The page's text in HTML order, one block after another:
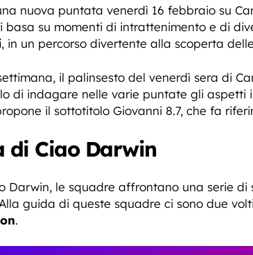
nuova puntata venerdì 16 febbraio su
basa su momenti di intrattenimento e di
, in un percorso divertente alla scoperta
il palinsesto del venerdì sera di
di indagare nelle varie puntate gli
il sottotitolo Giovanni 8.7, che fa
di Ciao Darwin
Darwin, le squadre affrontano una serie
guida di queste squadre ci sono due
.